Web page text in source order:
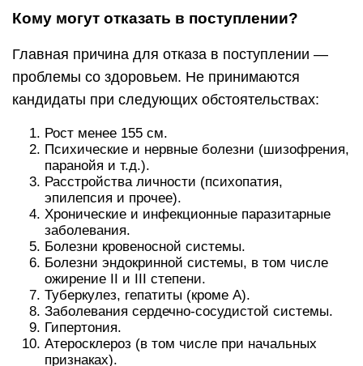
Кому могут отказать в поступлении?
Главная причина для отказа в поступлении —
проблемы со здоровьем. Не принимаются
кандидаты при следующих обстоятельствах:
Рост менее 155 см.
Психические и нервные болезни (шизофрения,
паранойя и т.д.).
Расстройства личности (психопатия,
эпилепсия и прочее).
Хронические и инфекционные паразитарные
заболевания.
Болезни кровеносной системы.
Болезни эндокринной системы, в том числе
ожирение II и III степени.
Туберкулез, гепатиты (кроме А).
Заболевания сердечно-сосудистой системы.
Гипертония.
Атеросклероз (в том числе при начальных
признаках).